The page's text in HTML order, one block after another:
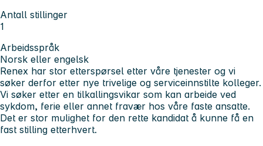
Antall stillinger
1
Arbeidsspråk
Norsk eller engelsk
Renex har stor etterspørsel etter våre tjenester og vi
søker derfor etter nye trivelige og serviceinnstilte kolleger.
Vi søker etter en tilkallingsvikar som kan arbeide ved
sykdom, ferie eller annet fravær hos våre faste ansatte.
Det er stor mulighet for den rette kandidat å kunne få en
fast stilling etterhvert.